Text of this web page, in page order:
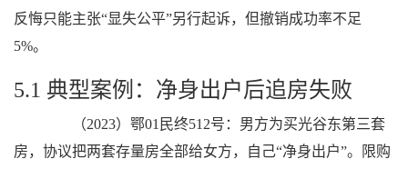
反悔只能主张“显失公平”另行起诉，但撤销成功率不足
5%。
5.1 典型案例：净身出户后追房失败
（2023）鄂01民终512号：男方为买光谷东第三套
房，协议把两套存量房全部给女方，自己“净身出户”。限购